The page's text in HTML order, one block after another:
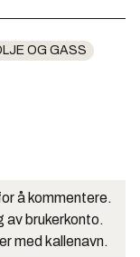
OG GASS
å kommentere.
brukerkonto.
med kallenavn.